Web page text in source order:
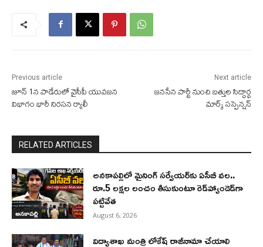
Previous article
జూన్‌ 1న పాడేరులో వైసీపీ యువజన
విభాగం భారీ నిరసన ర్యాలీ
Next article
జనసేన పార్టీ నుంచి బత్తుల సిద్ధార్థ
మార్క్ సస్పెన్షన్
RELATED ARTICLES
అనకాపల్లి
అనకాపల్లిలో మైనింగ్ సర్వేయర్‌కు ఏసీబీ వల..
రూ.5 లక్షల లంచం తీసుకుంటూ రెడ్‌హ్యాండెడ్‌గా
పట్టివేత
August 6, 2026
విద్యాశాఖ మంత్రి లోకేష్ రాజీనామా చేయాలి